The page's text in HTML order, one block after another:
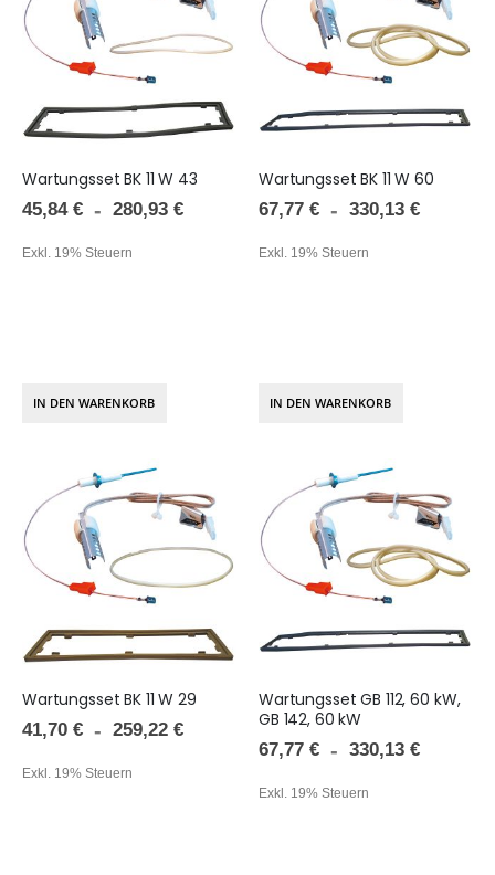
Wartungsset BK 11 W 43
45,84 € 280,93 €
Exkl. 19% Steuern
IN DEN WARENKORB
Wartungsset BK 11 W 60
67,77 € 330,13 €
Exkl. 19% Steuern
IN DEN WARENKORB
Wartungsset BK 11 W 29
41,70 € 259,22 €
Exkl. 19% Steuern
Wartungsset GB 112, 60 kW,
GB 142, 60 kW
67,77 € 330,13 €
Exkl. 19% Steuern